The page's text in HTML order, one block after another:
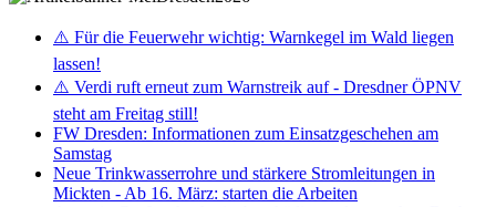
⚠️ Für die Feuerwehr wichtig: Warnkegel im Wald liegen
lassen!
⚠️ Verdi ruft erneut zum Warnstreik auf - Dresdner ÖPNV
steht am Freitag still!
FW Dresden: Informationen zum Einsatzgeschehen am
Samstag
Neue Trinkwasserrohre und stärkere Stromleitungen in
Mickten - Ab 16. März: starten die Arbeiten